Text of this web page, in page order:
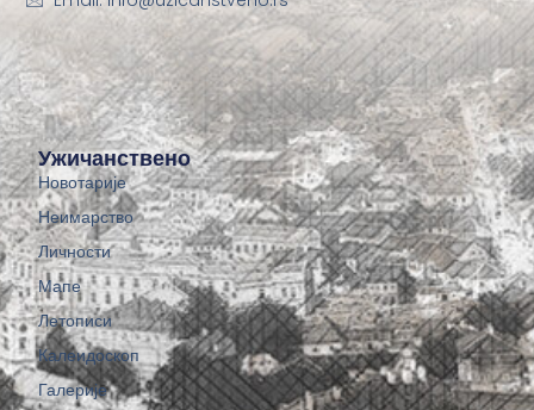
Ужичанствено
Новотарије
Неимарство
Личности
Мапе
Летописи
Калеидоскоп
Галерије